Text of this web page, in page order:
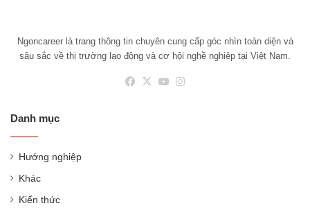
Ngoncareer là trang thông tin chuyên cung cấp góc nhìn toàn diện và
sâu sắc về thị trường lao động và cơ hội nghề nghiệp tại Việt Nam.
Facebook
X YouTube
Danh mục
Hướng nghiệp
Khác
Kiến thức